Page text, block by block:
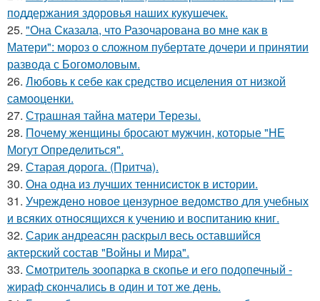
поддержания здоровья наших кукушечек.
25. "Она Сказала, что Разочарована во мне как в
Матери": мороз о сложном пубертате дочери и принятии
развода с Богомоловым.
26. Любовь к себе как средство исцеления от низкой
самооценки.
27. Страшная тайна матери Терезы.
28. Почему женщины бросают мужчин, которые "НЕ
Могут Определиться".
29. Старая дорога. (Притча).
30. Она одна из лучших теннисисток в истории.
31. Учреждено новое цензурное ведомство для учебных
и всяких относящихся к учению и воспитанию книг.
32. Сарик андреасян раскрыл весь оставшийся
актерский состав "Войны и Мира".
33. Смотритель зоопарка в скопье и его подопечный -
жираф скончались в один и тот же день.